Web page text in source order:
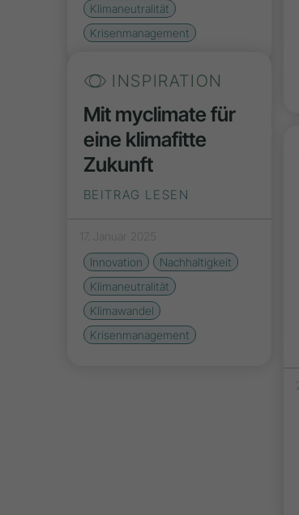
Klimaneutralität
Krisenmanagement
INSPIRATION
Mit myclimate für
eine klimafitte
Zukunft
BEITRAG LESEN
17. Januar 2025
Innovation
Nachhaltigkeit
Klimaneutralität
Klimawandel
Krisenmanagement